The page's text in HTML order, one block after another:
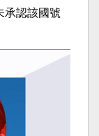
承認該國號